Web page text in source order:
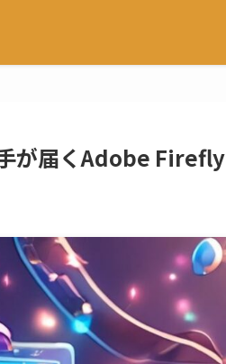
が届くAdobe Firefly